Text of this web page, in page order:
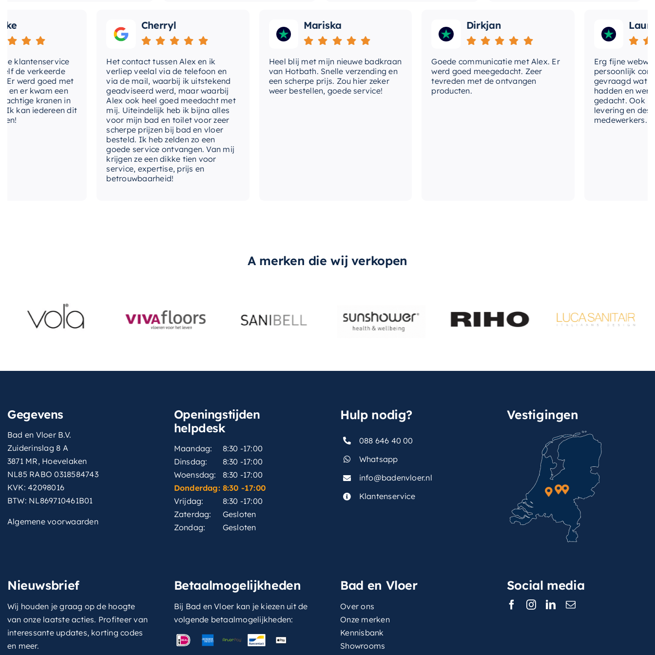
verkeerde
goed met
kwam een
kranen in
iedereen dit
Cherryl
Het contact tussen Alex en ik
verliep veelal via de telefoon en
via de mail, waarbij ik uitstekend
geadviseerd werd, maar waarbij
Alex ook heel goed meedacht met
mij. Uiteindelijk heb ik bijna alles
voor mijn bad en toilet voor zeer
scherpe prijzen bij bad en vloer
besteld. Ik heb zelden zo een
goede service ontvangen. Van mij
krijgen ze een dikke tien voor
service, expertise, prijs en
betrouwbaarheid!
Mariska
Heel blij met mijn nieuwe badkraan
van Hotbath. Snelle verzending en
een scherpe prijs. Zou hier zeker
weer bestellen, goede service!
Dirkjan
Goede communicatie met Alex. Er
werd goed meegedacht. Zeer
tevreden met de ontvangen
producten.
Laura
Erg fijne webwinkel,
persoonlijk contact
gevraagd wat we
hadden en werd
gedacht. Ook in de
levering en
medewerkers. Wij
A merken die wij verkopen
Gegevens
Bad en Vloer B.V.
Zuiderinslag 8 A
3871 MR, Hoevelaken
NL85 RABO 0318584743
KVK: 42098016
BTW: NL869710461B01
Algemene voorwaarden
Openingstijden
helpdesk
Maandag:
8:30 -17:00
Dinsdag:
8:30 -17:00
Woensdag:
8:30 -17:00
Donderdag: 8:30 -17:00
Vrijdag:
8:30 -17:00
Zaterdag:
Gesloten
Zondag:
Gesloten
Hulp nodig?
088 646 40 00
Whatsapp
info@badenvloer.nl
Klantenservice
Vestigingen
Nieuwsbrief
Wij houden je graag op de hoogte
van onze laatste acties. Profiteer van
interessante updates, korting codes
en meer.
Betaalmogelijkheden
Bij Bad en Vloer kan je kiezen uit de
volgende betaalmogelijkheden:
Bad en Vloer
Over ons
Onze merken
Kennisbank
Showrooms
Social media